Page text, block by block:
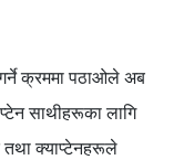
क्रममा पठाओले अब
साथीहरूका लागि
तथा क्याप्टेनहरूले